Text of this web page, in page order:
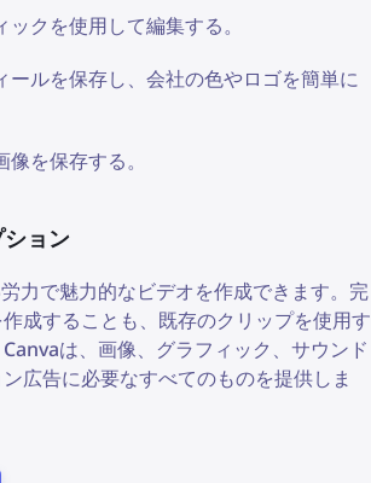
クを使用して編集する。
ールを保存し、会社の色やロゴを簡単に
を保存する。
ョン
力で魅力的なビデオを作成できます。完
成することも、既存のクリップを使用す
は、画像、グラフィック、サウンド
広告に必要なすべてのものを提供しま